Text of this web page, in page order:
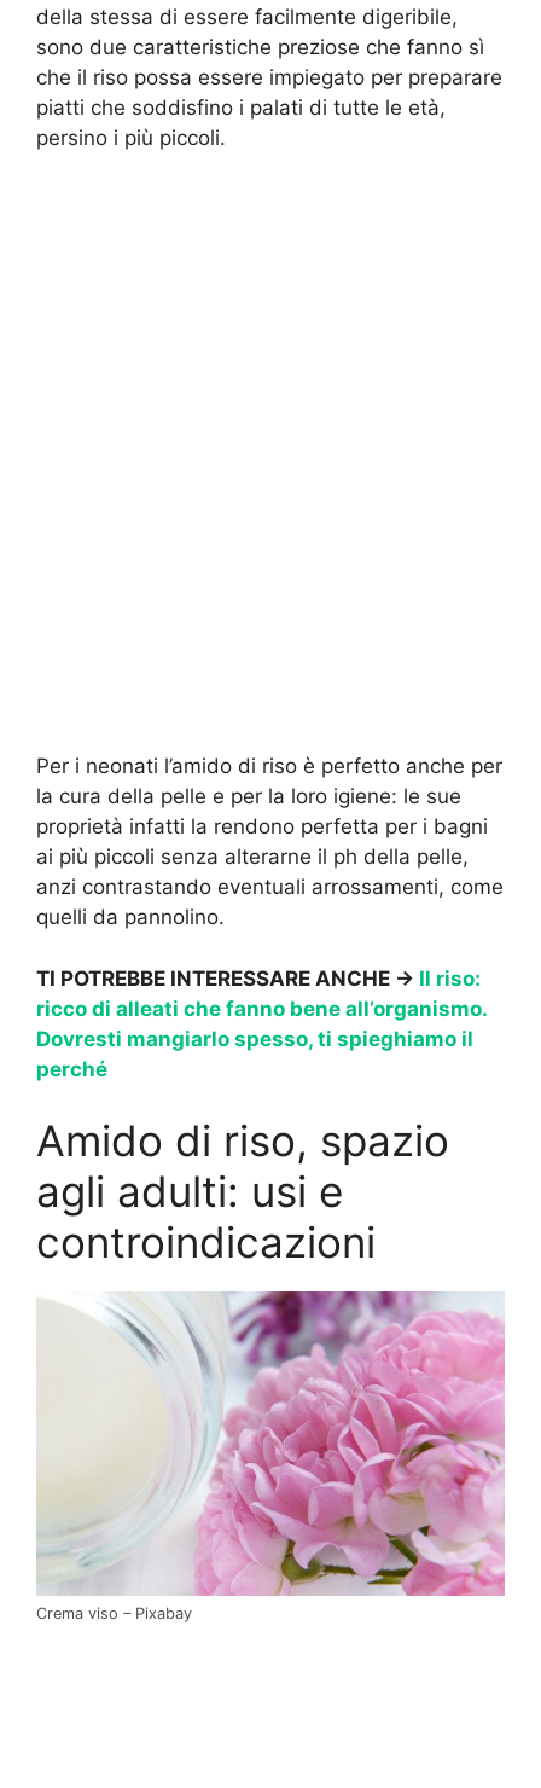
della stessa di essere facilmente digeribile,
sono due caratteristiche preziose che fanno sì
che il riso possa essere impiegato per preparare
piatti che soddisfino i palati di tutte le età,
persino i più piccoli.
Per i neonati l’amido di riso è perfetto anche per
la cura della pelle e per la loro igiene: le sue
proprietà infatti la rendono perfetta per i bagni
ai più piccoli senza alterarne il ph della pelle,
anzi contrastando eventuali arrossamenti, come
quelli da pannolino.
TI POTREBBE INTERESSARE ANCHE -> Il riso:
ricco di alleati che fanno bene all’organismo.
Dovresti mangiarlo spesso, ti spieghiamo il
perché
Amido di riso, spazio
agli adulti: usi e
controindicazioni
Crema viso – Pixabay